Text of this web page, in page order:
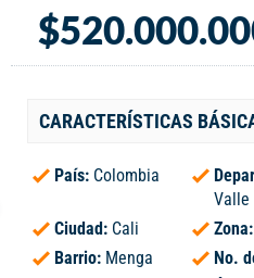
CARACTERÍSTICAS
País: Colombia
Valle
Ciudad: Cali
Barrio: Menga
No.